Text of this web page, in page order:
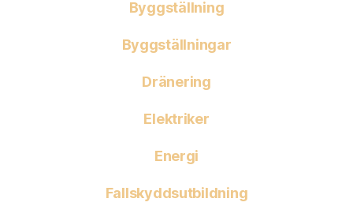
Byggställning
Byggställningar
Dränering
Elektriker
Energi
Fallskyddsutbildning